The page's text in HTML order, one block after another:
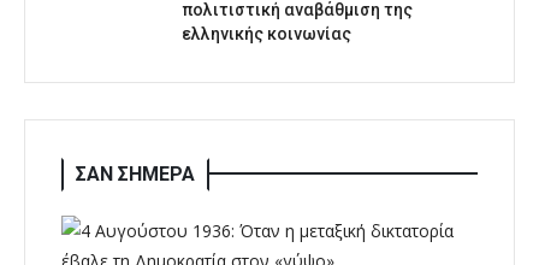
πολιτιστική αναβάθμιση της
ελληνικής κοινωνίας
ΣΑΝ ΣΗΜΕΡΑ